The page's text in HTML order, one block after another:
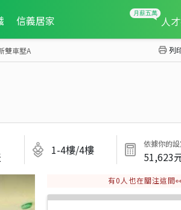
信義居家 人
雙車墅A 列
1-4樓/4樓 依據你的
51,623
有0 人也在關注這間